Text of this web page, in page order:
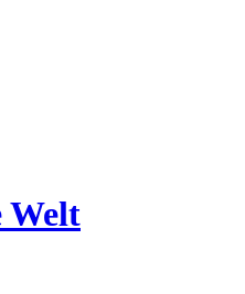
Welt